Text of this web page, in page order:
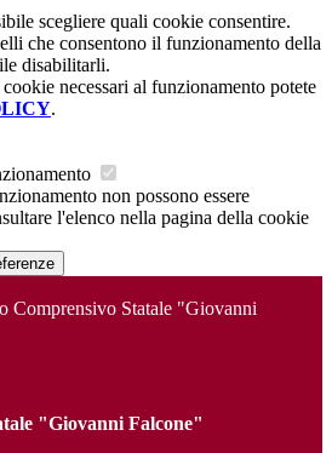
scegliere quali cookie consentire.
che consentono il funzionamento della
disabilitarli.
necessari al funzionamento potete
.
non possono essere
l'elenco nella pagina della cookie
Comprensivo Statale "Giovanni
"Giovanni Falcone"